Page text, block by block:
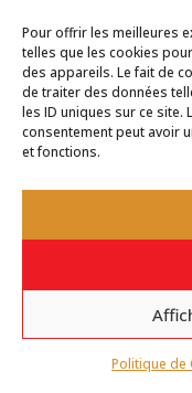
Pour offrir les meilleures
telles que les cookies
des appareils. Le fait de
de traiter des données
les ID uniques sur ce site.
consentement peut avoir
et fonctions.
Politique de
Archives
Archives
Conception web